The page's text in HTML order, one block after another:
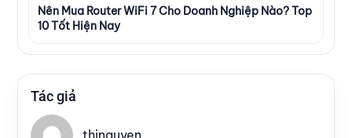
Nên Mua Router WiFi 7 Cho Doanh Nghiệp Nào? Top
10 Tốt Hiện Nay
Tác giả